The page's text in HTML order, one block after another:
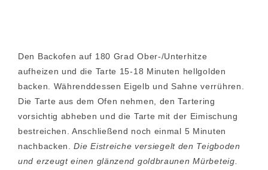
Den Backofen auf 180 Grad Ober-/Unterhitze
aufheizen und die Tarte 15-18 Minuten hellgolden
backen. Währenddessen Eigelb und Sahne verrühren.
Die Tarte aus dem Ofen nehmen, den Tartering
vorsichtig abheben und die Tarte mit der Eimischung
bestreichen. Anschließend noch einmal 5 Minuten
nachbacken.Die Eistreiche versiegelt den Teigboden
und erzeugt einen glänzend goldbraunen Mürbeteig.